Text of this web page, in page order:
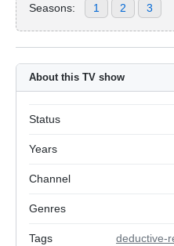
Seasons: 1 2 3
About this TV show
Status
Years
Channel
Genres
Tags deductive-